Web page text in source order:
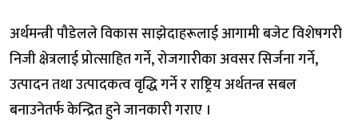
अर्थमन्त्री पौडेलले विकास साझेदाहरूलाई आगामी बजेट विशेषगरी
निजी क्षेत्रलाई प्रोत्साहित गर्ने, रोजगारीका अवसर सिर्जना गर्ने,
उत्पादन तथा उत्पादकत्व वृद्धि गर्ने र राष्ट्रिय अर्थतन्त्र सबल
बनाउनेतर्फ केन्द्रित हुने जानकारी गराए ।